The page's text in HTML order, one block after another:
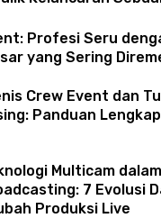
Profesi Seru
yang Sering
Crew Event dan
Panduan
Multicam dalam
7 Evolusi
Produksi Live